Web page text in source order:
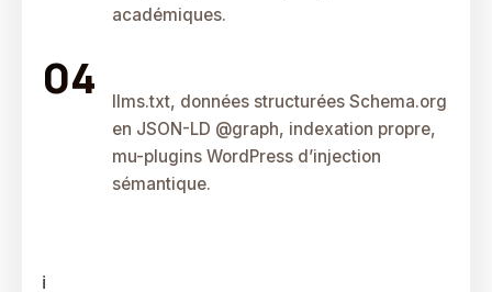
académiques.
llms.txt, données structurées Schema.org
en JSON-LD @graph, indexation propre,
mu-plugins WordPress d’injection
sémantique.